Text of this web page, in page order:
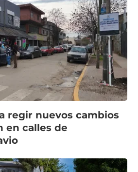
regir nuevos cambios
en calles de